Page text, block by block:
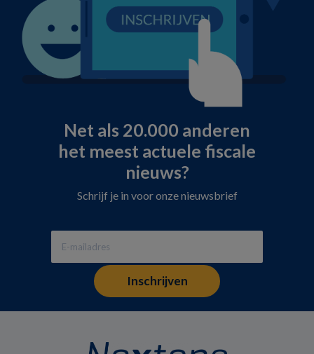
Net als 20.000 anderen
het meest actuele fiscale
nieuws?
Schrijf je in voor onze nieuwsbrief